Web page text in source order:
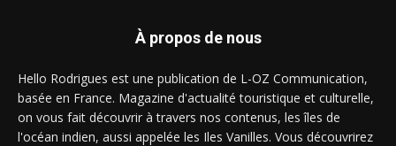
À propos de nous
Hello Rodrigues est une publication de L-OZ Communication,
basée en France. Magazine d'actualité touristique et culturelle,
on vous fait découvrir à travers nos contenus, les îles de
l'océan indien, aussi appelée les Iles Vanilles. Vous découvrirez